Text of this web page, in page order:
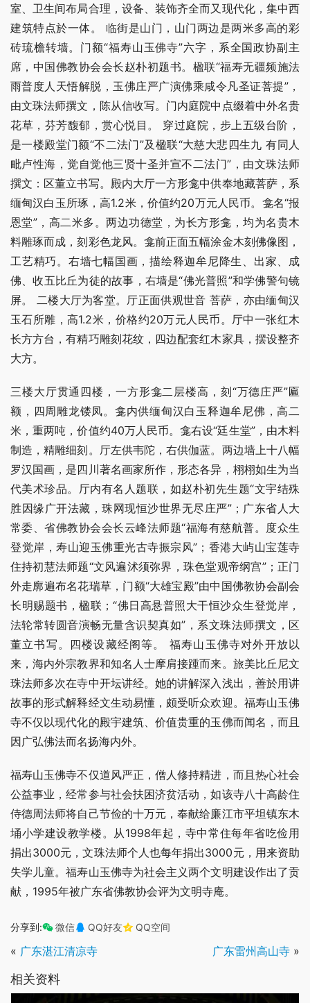
室、卫生间布局合理，设备、装饰齐全而又现代化，集中西
建筑特点於一体。 临街是山门，山门两边是两米多高的彩
砖琉檐转墙。门额“福寿山玉佛寺”六字，系全国政协副主
席，中国佛教协会会长赵朴初题书。楹联“福寿无疆频施法
雨普度人天悟解脱，玉佛庄严广演佛乘咸令凡圣证菩提”，
由文珠法师撰文，陈从信收写。门内庭院中点缀着中外名贵
花草，芬芳馥郁，赏心悦目。 穿过庭院，步上五级台阶，
是一楼殿堂门额“不二法门”及楹联“大慈大悲四生九 有同人
毗卢性海，觉自觉他三贤十圣并宣不二法门”，由文珠法师
撰文：区董立书写。殿内大厅一方形龛中供奉地藏菩萨，系
缅甸汉白玉所琢，高1.2米，价值约20万元人民币。龛名“报
恩堂”，高二米多。两边功德堂，为长方形龛，均为名贵木
料雕琢而成，刻彩色龙风。龛前正面五幅涂金木刻佛像图，
工艺精巧。右墙七幅国画，描绘释迦牟尼降生、出家、成
佛、收五比丘为徒的故事，右墙是“佛光普照”和学佛警句镜
屏。 二楼大厅为客堂。厅正面供观世音 菩萨，亦由缅甸汉
玉石所雕，高1.2米，价格约20万元人民币。厅中一张红木
长方方台，有精巧雕刻花纹，四边配套红木家具，摆设整齐
大方。
三楼大厅贯通四楼，一方形龛二层楼高，刻“万德庄严”匾
额，四周雕龙镂凤。龛内供缅甸汉白玉释迦牟尼佛，高二
米，重两吨，价值约40万人民币。龛右设“廷生堂”，由木料
制造，精雕细刻。厅左供韦陀，右供伽蓝。两边墙上十八幅
罗汉国画，是四川著名画家所作，形态各异，栩栩如生为当
代美术珍品。厅内有名人题联，如赵朴初先生题“文宇结殊
胜因缘广开法藏，珠网现恒沙世界无尽庄严”；广东省人大
常委、省佛教协会会长云峰法师题“福海有慈航普。度众生
登觉岸，寿山迎玉佛重光古寺振宗风”；香港大屿山宝莲寺
住持初慧法师题“文风遍沭须弥界，珠色堂观帝纲宫”；正门
外走廓遍布名花瑞草，门额“大雄宝殿”由中国佛教协会副会
长明赐题书，楹联；“佛日高悬普照大干恒沙众生登觉岸，
法轮常转圆音演畅无量含识契真如”，系文珠法师撰文，区
董立书写。四楼设藏经阁等。 福寿山玉佛寺对外开放以
来，海内外宗教界和知名人士摩肩接踵而来。旅美比丘尼文
珠法师多次在寺中开坛讲经。她的讲解深入浅出，善於用讲
故事的形式解释经文生动易懂，颇受听众欢迎。福寿山玉佛
寺不仅以现代化的殿宇建筑、价值贵重的玉佛而闻名，而且
因广弘佛法而名扬海内外。
福寿山玉佛寺不仅道风严正，僧人修持精进，而且热心社会
公益事业，经常参与社会扶困济贫活动，如该寺八十高龄住
侍德周法师将自己节俭的十万元，奉献给廉江市平坦镇东木
埇小学建设教学楼。从1998年起，寺中常住每年省吃俭用
捐出3000元，文珠法师个人也每年捐出3000元，用来资助
失学儿童。福寿山玉佛寺为社会主义两个文明建设作出了贡
献，1995年被广东省佛教协会评为文明寺庵。
分享到: 微信 QQ好友 QQ空间
« 广东湛江清凉寺 广东雷州高山寺 »
相关资料